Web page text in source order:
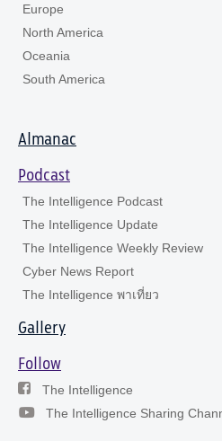
Europe
North America
Oceania
South America
Almanac
Podcast
The Intelligence Podcast
The Intelligence Update
The Intelligence Weekly Review
Cyber News Report
The Intelligence พาเที่ยว
Gallery
Follow
The Intelligence
The Intelligence Sharing